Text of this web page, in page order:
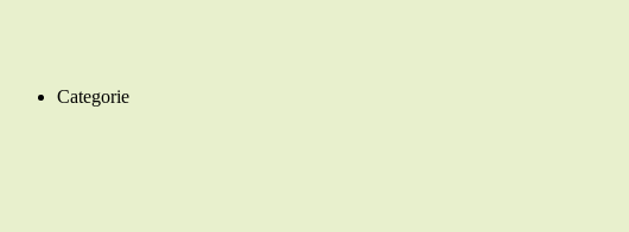
Categorie